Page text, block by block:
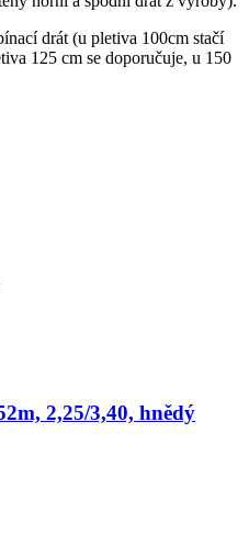
drát (u pletiva 100cm stačí
125 cm se doporučuje, u 150
2,25/3,40, hnědý